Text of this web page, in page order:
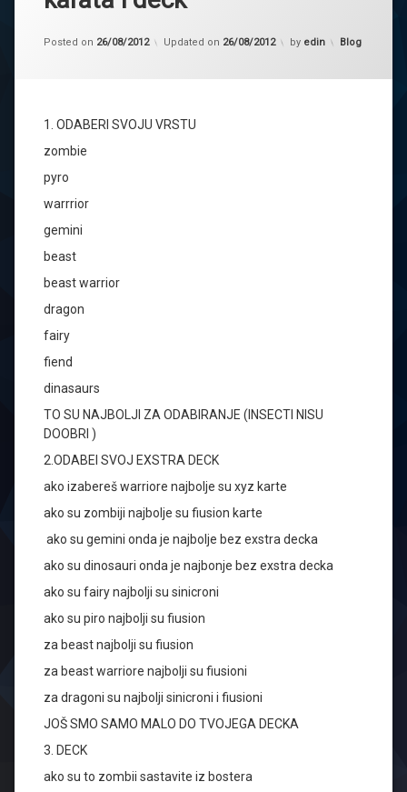
Posted on 26/08/2012 Updated on 26/08/2012 by edin Kategorije:
Blog
1. ODABERI SVOJU VRSTU
zombie
pyro
warrrior
gemini
beast
beast warrior
dragon
fairy
fiend
dinasaurs
TO SU NAJBOLJI ZA ODABIRANJE (INSECTI NISU
DOOBRI )
2.ODABEI SVOJ EXSTRA DECK
ako izabereš warriore najbolje su xyz karte
ako su zombiji najbolje su fiusion karte
ako su gemini onda je najbolje bez exstra decka
ako su dinosauri onda je najbonje bez exstra decka
ako su fairy najbolji su sinicroni
ako su piro najbolji su fiusion
za beast najbolji su fiusion
za beast warriore najbolji su fiusioni
za dragoni su najbolji sinicroni i fiusioni
JOŠ SMO SAMO MALO DO TVOJEGA DECKA
3. DECK
ako su to zombii sastavite iz bostera